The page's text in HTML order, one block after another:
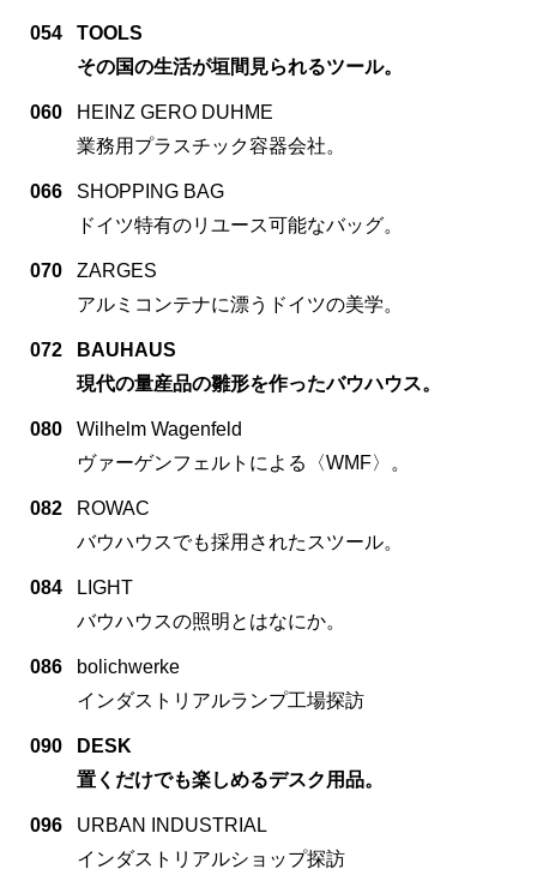
054
TOOLS
その国の生活が垣間見られるツール。
060
HEINZ GERO DUHME
業務用プラスチック容器会社。
066
SHOPPING BAG
ドイツ特有のリユース可能なバッグ。
070
ZARGES
アルミコンテナに漂うドイツの美学。
072
BAUHAUS
現代の量産品の雛形を作ったバウハウス。
080
Wilhelm Wagenfeld
ヴァーゲンフェルトによる〈WMF〉。
082
ROWAC
バウハウスでも採用されたスツール。
084
LIGHT
バウハウスの照明とはなにか。
086
bolichwerke
インダストリアルランプ工場探訪
090
DESK
置くだけでも楽しめるデスク用品。
096
URBAN INDUSTRIAL
インダストリアルショップ探訪